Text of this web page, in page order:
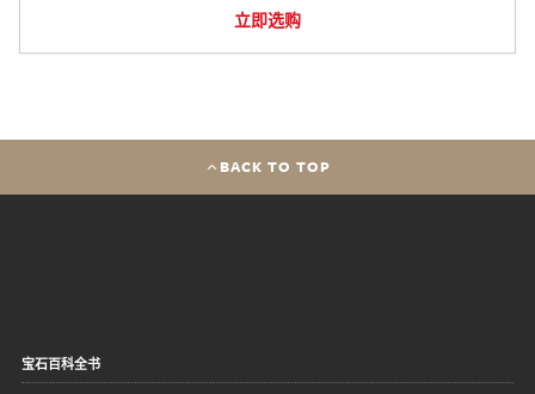
立即选购
BACK TO TOP
宝石百科全书